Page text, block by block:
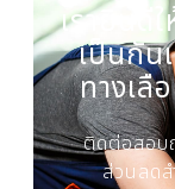
เรายินดี
เป็นกัน
ทางเลื
ติดต่อสอบ
ส่วนลด